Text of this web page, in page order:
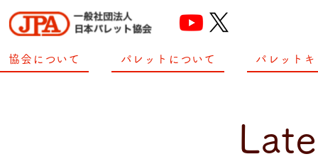
協会について パレットについて パレットキ